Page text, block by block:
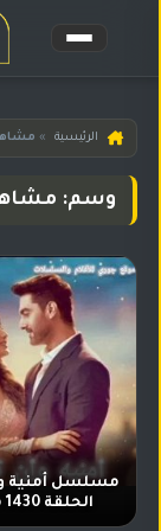
الرئيسية
مسلسلات
هندية
المترجمة
مسلسلات
هندية
مدبلجة
أفلام
هندية
مسلسلات
تركية
مسلسلات
مسلسلات
الرئيسية »
مسلسل أمنية
الحلقة 1430 مترجمة